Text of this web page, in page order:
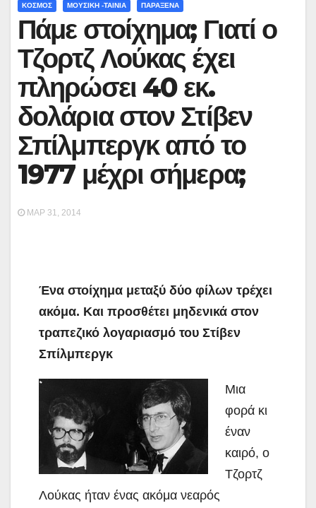
ΚΟΣΜΟΣ ΜΟΥΣΙΚΗ -ΤΑΙΝΙΑ ΠΑΡΑΞΕΝΑ
Πάμε στοίχημα; Γιατί ο
Τζορτζ Λούκας έχει
πληρώσει 40 εκ.
δολάρια στον Στίβεν
Σπίλμπεργκ από το
1977 μέχρι σήμερα;
ΜΑΡ 31, 2014
Ένα στοίχημα μεταξύ δύο φίλων τρέχει
ακόμα. Και προσθέτει μηδενικά στον
τραπεζικό λογαριασμό του Στίβεν
Σπίλμπεργκ
Μια
φορά κι
έναν
καιρό, ο
Tζορτζ
Λούκας ήταν ένας ακόμα νεαρός